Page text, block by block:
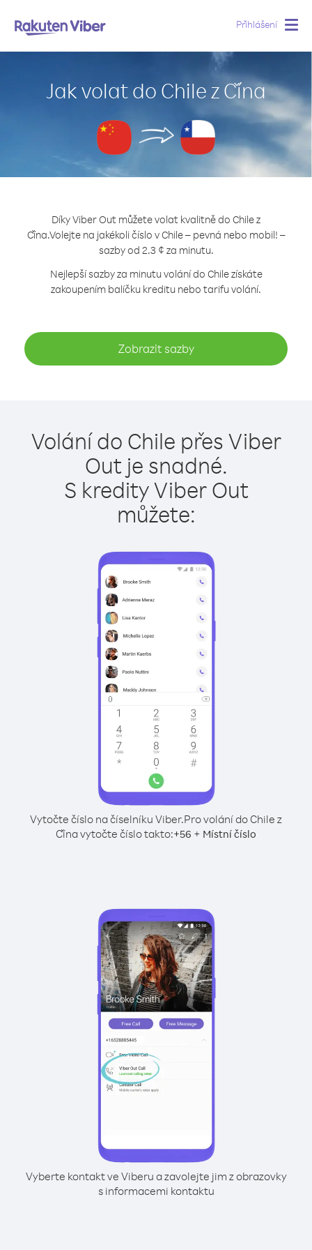
Přihlášení
Jak volat do Chile z Čína
Díky Viber Out můžete volat kvalitně do Chile z
Čína.Volejte na jakékoli číslo v Chile – pevná nebo mobil! –
sazby od 2.3 ¢ za minutu.
Nejlepší sazby za minutu volání do Chile získáte
zakoupením balíčku kreditu nebo tarifu volání.
Zobrazit sazby
Volání do Chile přes Viber
Out je snadné.
S kredity Viber Out
můžete:
Vytočte číslo na číselníku Viber.Pro volání do Chile z
Čína vytočte číslo takto:+56 + Místní číslo
Vyberte kontakt ve Viberu a zavolejte jim z obrazovky
s informacemi kontaktu